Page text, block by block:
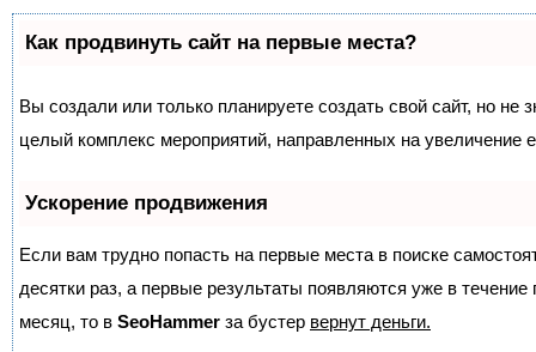
Как продвинуть сайт на первые места?
Вы создали или только планируете создать свой сайт, но не
целый комплекс мероприятий, направленных на увеличение
Ускорение продвижения
Если вам трудно попасть на первые места в поиске
десятки раз, а первые результаты появляются уже в
месяц, то в SeoHammer за бустер вернут деньги.